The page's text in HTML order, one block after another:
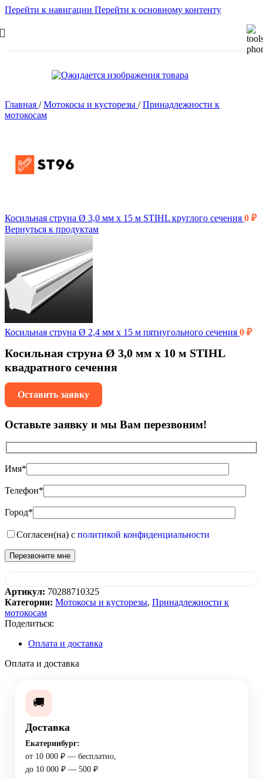
Перейти к навигации Перейти к основному контенту
Главная / Мотокосы и кусторезы / Принадлежности к
мотокосам
Косильная струна Ø 3,0 мм х 15 м STIHL круглого сечения 0 ₽
Вернуться к продуктам
Косильная струна Ø 2,4 мм x 15 м пятиугольного сечения 0 ₽
Косильная струна Ø 3,0 мм x 10 м STIHL
квадратного сечения
Оставить заявку
Оставьте заявку и мы Вам перезвоним!
Имя*
Телефон*
Город*
Согласен(на) с политикой конфиденциальности
Артикул: 70288710325
Категории: Мотокосы и кусторезы, Принадлежности к
мотокосам
Поделиться:
Оплата и доставка
Оплата и доставка
🚚
Доставка
Екатеринбург:
от 10 000 ₽ — бесплатно,
до 10 000 ₽ — 500 ₽